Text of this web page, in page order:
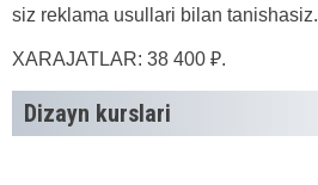
siz reklama usullari bilan tanishasiz.
XARAJATLAR: 38 400 ₽.
Dizayn kurslari